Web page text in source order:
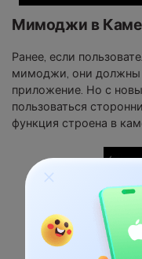
Мимоджи в
Ранее, если
мимоджи, они должны
приложение. Но с
пользоваться
функция строена в